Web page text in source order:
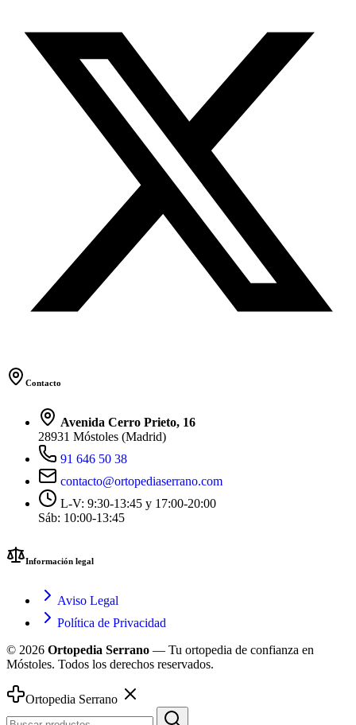
Contacto
Avenida Cerro Prieto, 16
28931 Móstoles (Madrid)
91 646 50 38
contacto@ortopediaserrano.com
L-V: 9:30-13:45 y 17:00-20:00
Sáb: 10:00-13:45
Información legal
Aviso Legal
Política de Privacidad
© 2026 Ortopedia Serrano — Tu ortopedia de confianza en
Móstoles. Todos los derechos reservados.
Ortopedia Serrano